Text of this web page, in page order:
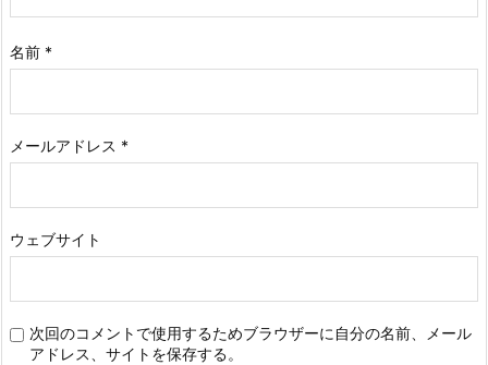
名前 *
メールアドレス *
ウェブサイト
次回のコメントで使用するためブラウザーに自分の名前、メール
アドレス、サイトを保存する。